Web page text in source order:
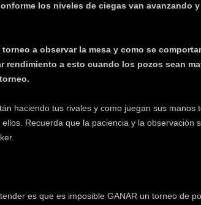
los niveles de ciegas van avanzando
a observar la mesa y como se
rendimiento a esto cuando los pozos sean
haciendo tus rivales y como juegan sus manos
Recuerda que la paciencia y la observación
es que es imposible GANAR un torneo de